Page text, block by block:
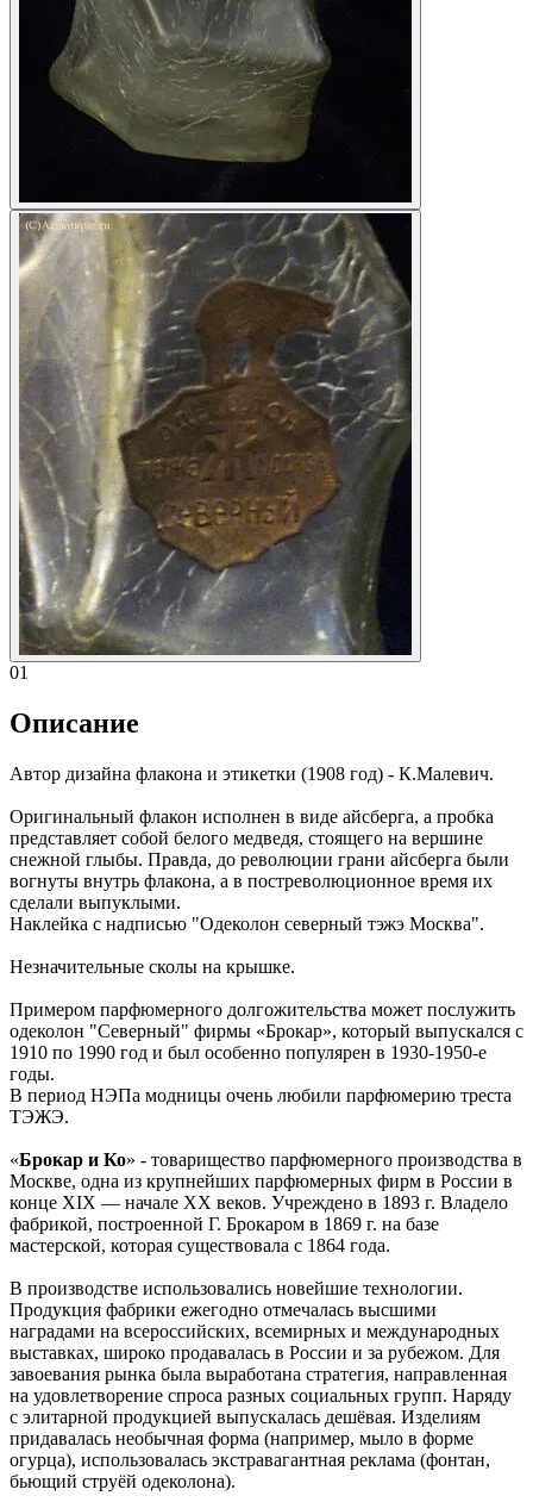
01
Описание
Автор дизайна флакона и этикетки (1908 год) - К.Малевич.
Оригинальный флакон исполнен в виде айсберга, а пробка
представляет собой белого медведя, стоящего на вершине
снежной глыбы. Правда, до революции грани айсберга были
вогнуты внутрь флакона, а в постреволюционное время их
сделали выпуклыми.
Наклейка с надписью "Одеколон северный тэжэ Москва".
Незначительные сколы на крышке.
Примером парфюмерного долгожительства может послужить
одеколон "Северный" фирмы «Брокар», который выпускался с
1910 по 1990 год и был особенно популярен в 1930-1950-е
годы.
В период НЭПа модницы очень любили парфюмерию треста
ТЭЖЭ.
«Брокар и Ко» - товарищество парфюмерного производства в
Москве, одна из крупнейших парфюмерных фирм в России в
конце XIX — начале XX веков. Учреждено в 1893 г. Владело
фабрикой, построенной Г. Брокаром в 1869 г. на базе
мастерской, которая существовала с 1864 года.
В производстве использовались новейшие технологии.
Продукция фабрики ежегодно отмечалась высшими
наградами на всероссийских, всемирных и международных
выставках, широко продавалась в России и за рубежом. Для
завоевания рынка была выработана стратегия, направленная
на удовлетворение спроса разных социальных групп. Наряду
с элитарной продукцией выпускалась дешёвая. Изделиям
придавалась необычная форма (например, мыло в форме
огурца), использовалась экстравагантная реклама (фонтан,
бьющий струёй одеколона).